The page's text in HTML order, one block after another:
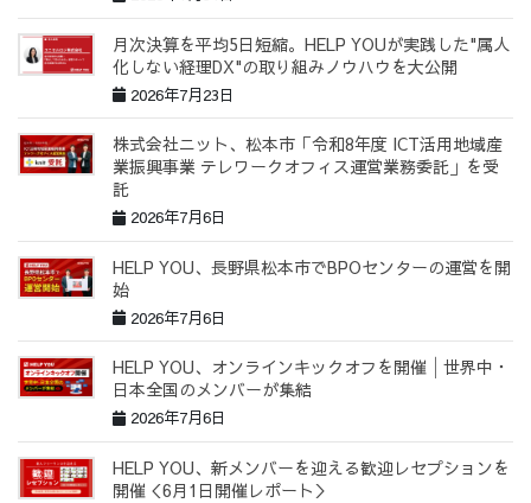
月次決算を平均5日短縮。HELP YOUが実践した"属人
化しない経理DX"の取り組みノウハウを大公開
2026年7月23日
株式会社ニット、松本市「令和8年度 ICT活用地域産
業振興事業 テレワークオフィス運営業務委託」を受
託
2026年7月6日
HELP YOU、長野県松本市でBPOセンターの運営を開
始
2026年7月6日
HELP YOU、オンラインキックオフを開催│世界中・
日本全国のメンバーが集結
2026年7月6日
HELP YOU、新メンバーを迎える歓迎レセプションを
開催＜6月1日開催レポート＞